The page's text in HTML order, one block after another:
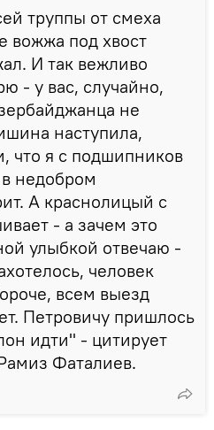
труппы от смеха
вожжа под хвост
И так вежливо
- у вас, случайно,
не
наступила,
что я с подшипников
недобром
А краснолицый с
- а зачем это
улыбкой отвечаю -
человек
всем выезд
Петровичу пришлось
идти" - цитирует
Фаталиев.